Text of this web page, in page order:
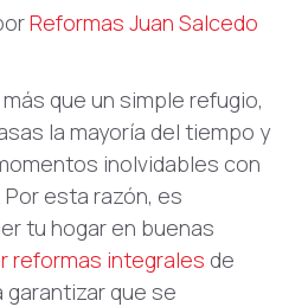
Reformas Juan Salcedo
que un simple refugio,
la mayoría del tiempo y
inolvidables con
esta razón, es
tu hogar en buenas
reformas integrales de
que se